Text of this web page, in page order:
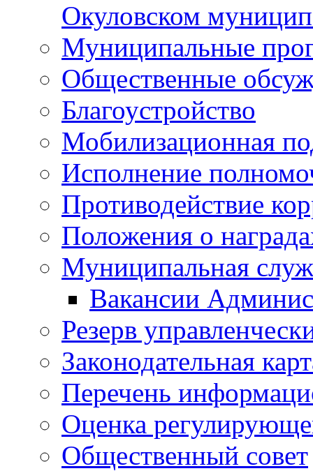
Окуловском
Муниципальные
Общественные
Благоустройство
Мобилизационная
Исполнение
Противодействие
Положения о
Муниципальная
Вакансии
Резерв
Законодательная
Перечень
Оценка
Общественный совет